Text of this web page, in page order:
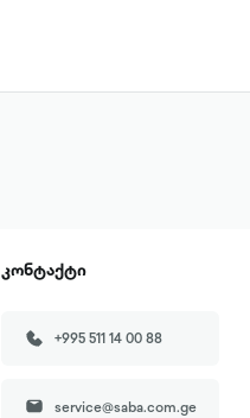
კონტაქტი
+995 511 14 00 88
service@saba.com.ge